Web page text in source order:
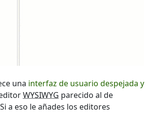
una interfaz de usuario despejada y
WYSIWYG parecido al de
a eso le añades los editores